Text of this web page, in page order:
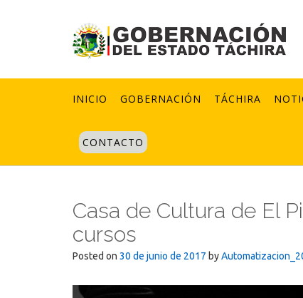
INICIO GOBERNACIÓN TÁCHIRA
CONTACTO
Casa de Cultura de El
cursos
Posted on 30 de junio de 2017 by